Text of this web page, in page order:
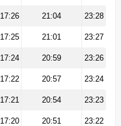
17:26 21:04 23:28
17:25 21:01 23:27
17:24 20:59 23:26
17:22 20:57 23:24
17:21 20:54 23:23
17:20 20:51 23:22